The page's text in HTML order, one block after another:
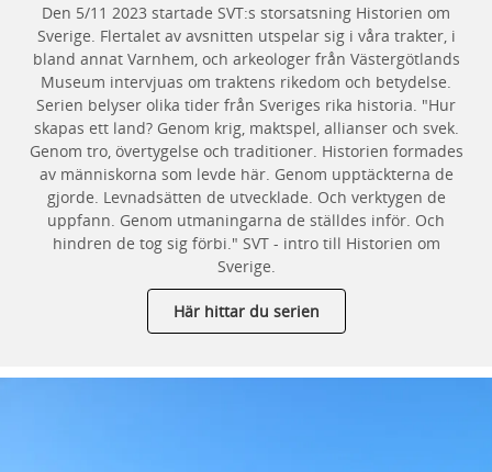
Den 5/11 2023 startade SVT:s storsatsning Historien om
Sverige. Flertalet av avsnitten utspelar sig i våra trakter, i
bland annat Varnhem, och arkeologer från Västergötlands
Museum intervjuas om traktens rikedom och betydelse.
Serien belyser olika tider från Sveriges rika historia. "Hur
skapas ett land? Genom krig, maktspel, allianser och svek.
Genom tro, övertygelse och traditioner. Historien formades
av människorna som levde här. Genom upptäckterna de
gjorde. Levnadsätten de utvecklade. Och verktygen de
uppfann. Genom utmaningarna de ställdes inför. Och
hindren de tog sig förbi." SVT - intro till Historien om
Sverige.
Här hittar du serien